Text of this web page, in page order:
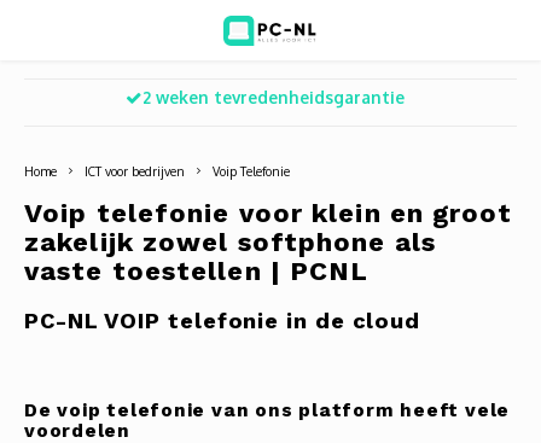
Hoofdmenu / ict voor bedrijven
Voip Telefonie
Office 365 for business
Hoofdmenu / shop
Refurbished laptops
Computers
Camera's
Turret
Zakelijk en particulier
Home ICT voor bedrijven Voip Telefonie
Voip telefonie voor klein en groot
zakelijk zowel softphone als
vaste toestellen | PCNL
PC-NL VOIP telefonie in de cloud
De voip telefonie van ons platform heeft vele
voordelen